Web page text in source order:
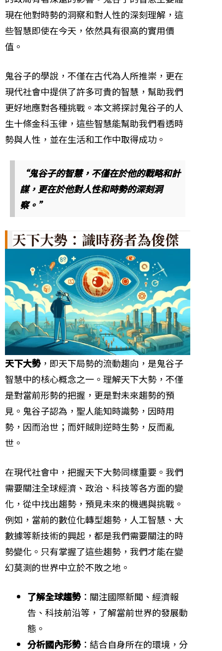
現在他對時勢的洞察和對人性的深刻理解，這
些智慧即使在今天，依然具有很高的實用價
值。
鬼谷子的學說，不僅在古代為人所推崇，更在
現代社會中提供了許多可貴的智慧，幫助我們
更好地應對各種挑戰。本文將探討鬼谷子的人
生十條金科玉律，這些智慧能幫助我們看透時
勢與人性，並在生活和工作中取得成功。
“鬼谷子的智慧，不僅在於他的戰略和計
謀，更在於他對人性和時勢的深刻洞
察。”
天下大勢：識時務者為俊傑
天下大勢，即天下局勢的流動趨向，是鬼谷子
智慧中的核心概念之一。理解天下大勢，不僅
是對當前形勢的把握，更是對未來趨勢的預
見。鬼谷子認為，聖人能知時識勢，因時用
勢，因而治世；而奸賊則逆時生勢，反而亂
世。
在現代社會中，把握天下大勢同樣重要。我們
需要關注全球經濟、政治、科技等各方面的變
化，從中找出趨勢，預見未來的機遇與挑戰。
例如，當前的數位化轉型趨勢，人工智慧、大
數據等新技術的興起，都是我們需要關注的時
勢變化。只有掌握了這些趨勢，我們才能在變
幻莫測的世界中立於不敗之地。
了解全球趨勢：關注國際新聞、經濟報
告、科技前沿等，了解當前世界的發展動
態。
分析國內形勢：結合自身所在的環境，分